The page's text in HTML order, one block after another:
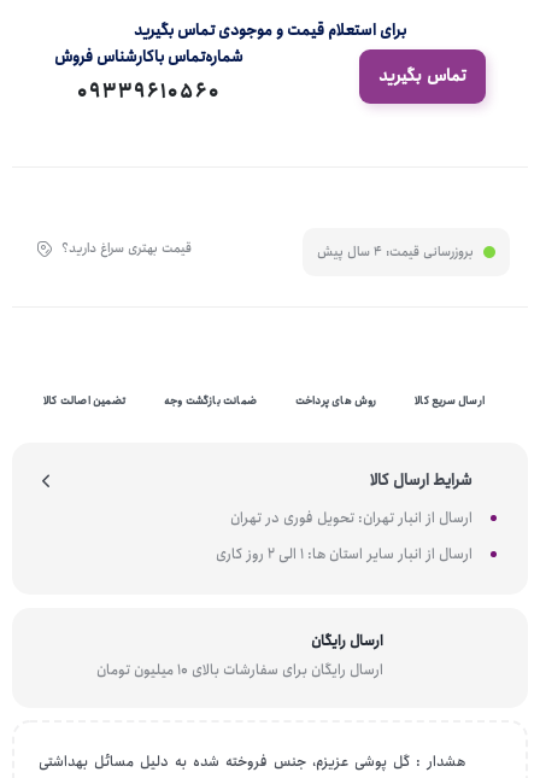
برای استعلام قیمت و موجودی تماس بگیرید
تماس بگیرید
شماره‌تماس‌ با‌کارشناس فروش
09339610560
بروزرسانی قیمت: 4 سال پیش قیمت بهتری سراغ دارید؟
ارسال سریع کالا روش های پرداخت ضمانت بازگشت وجه تضمین اصالت کالا
شرایط ارسال کالا
ارسال از انبار تهران: تحویل فوری در تهران
ارسال از انبار سایر استان ها: 1 الی 2 روز کاری
ارسال رایگان
ارسال رایگان برای سفارشات بالای 10 میلیون تومان
هشدار : گل پوشی عزیزم، جنس فروخته شده به دلیل مسائل بهداشتی